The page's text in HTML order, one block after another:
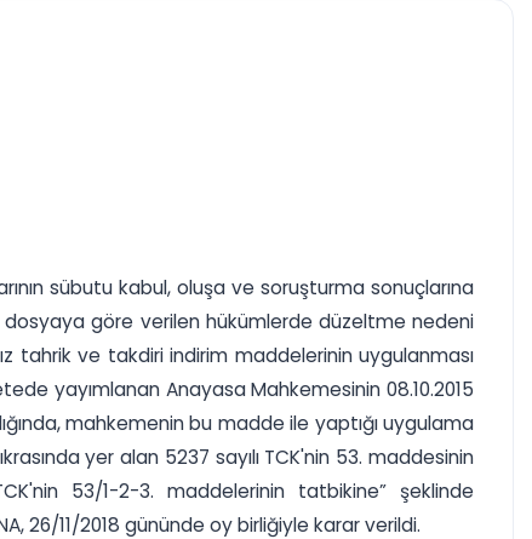
sübutu kabul, oluşa ve soruşturma sonuçlarına
dosyaya göre verilen hükümlerde düzeltme nedeni
tahrik ve takdiri indirim maddelerinin uygulanması
yayımlanan Anayasa Mahkemesinin 08.10.2015
mahkemenin bu madde ile yaptığı uygulama
yer alan 5237 sayılı TCK'nin 53. maddesinin
53/1-2-3. maddelerinin tatbikine” şeklinde
26/11/2018 gününde oy birliğiyle karar verildi.